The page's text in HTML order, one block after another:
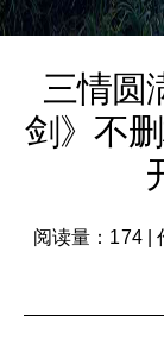
三情
剑》不
阅读量：174|